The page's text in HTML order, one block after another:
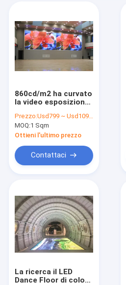
860cd/m2 ha curvato
la video esposizione
contrassegno della
parete LED Digital a
264V
Prezzo:Usd799 ~ Usd1099 / Sqm ( price is negotiable )
MOQ:1 Sqm
Ottieni l'ultimo prezzo
Contattaci
La ricerca il LED
Dance Floor di colore